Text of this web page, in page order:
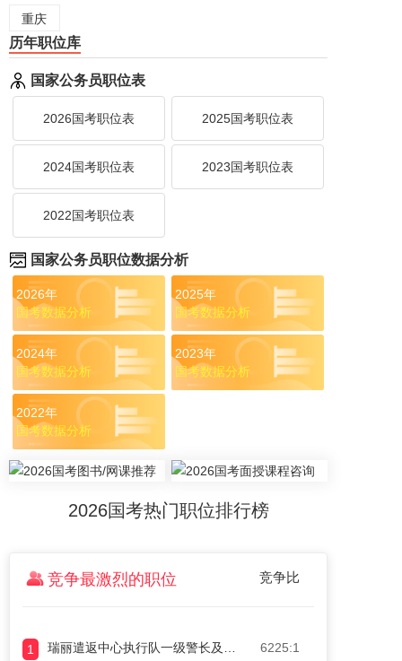
重庆
历年职位库
国家公务员职位表
2026国考职位表 2025国考职位表
2024国考职位表 2023国考职位表
2022国考职位表
国家公务员职位数据分析
2026年
国考数据分析
2025年
国考数据分析
2024年
国考数据分析
2023年
国考数据分析
2022年
国考数据分析
2026国考热门职位排行榜
竞争最激烈的职位 竞争比
1 6225:1